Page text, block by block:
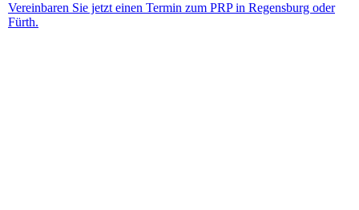
Vereinbaren Sie jetzt einen Termin zum PRP in Regensburg oder
Fürth.